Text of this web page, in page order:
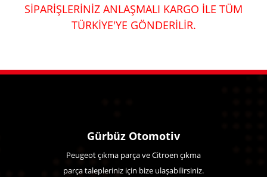
SİPARİŞLERİNİZ ANLAŞMALI KARGO İLE TÜM
TÜRKİYE'YE GÖNDERİLİR.
Gürbüz Otomotiv
Peugeot çıkma parça ve Citroen çıkma
parça talepleriniz için bize ulaşabilirsiniz.